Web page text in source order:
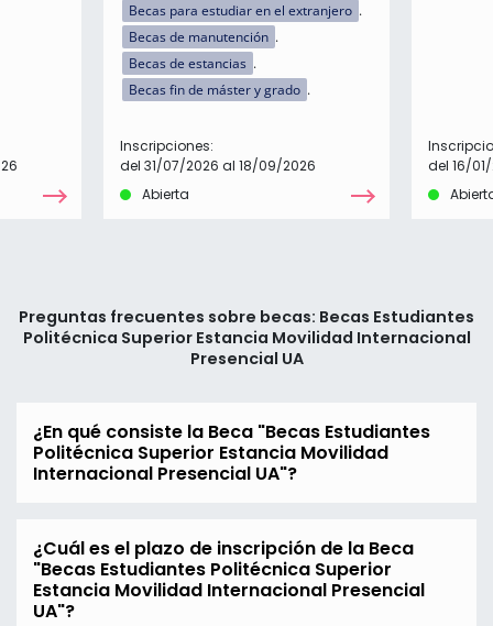
Becas para estudiar en el extranjero
Becas de manutención
Becas de estancias
Becas fin de máster y grado
Inscripciones:
del 31/07/2026 al 18/09/2026
Abierta
del 16/
Preguntas frecuentes sobre becas: Becas Estudiantes
Politécnica Superior Estancia Movilidad Internacional
Presencial UA
¿En qué consiste la Beca "Becas Estudiantes
Politécnica Superior Estancia Movilidad
Internacional Presencial UA"?
¿Cuál es el plazo de inscripción de la Beca
"Becas Estudiantes Politécnica Superior
Estancia Movilidad Internacional Presencial
UA"?